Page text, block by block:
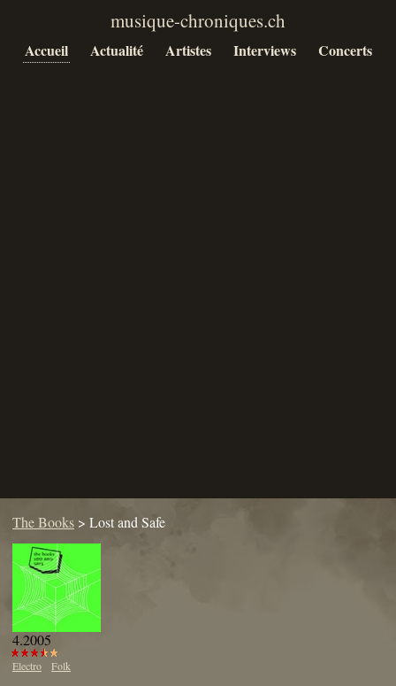
Accueil Actualité Artistes Interviews Concerts
The Books > Lost and Safe
4.2005
Electro Folk